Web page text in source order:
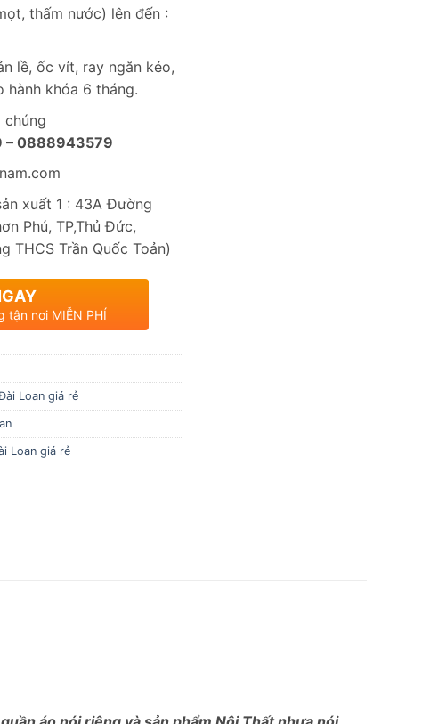
thấm nước) lên đến :
lề, ốc vít, ray ngăn kéo,
hành khóa 6 tháng.
chúng
–0888943579
xuất 1 : 43A Đường
Phú, TP,Thủ Đức,
THCS Trần Quốc Toản)
tận nơi MIỄN PHÍ
Loan giá rẻ
Loan giá rẻ